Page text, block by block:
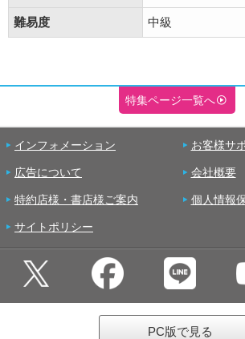
難易度 中級
特集ページ一覧へ
インフォメーション お客様サ
広告について 会社概要
特約店様・書店様ご案内 個人情報
サイトポリシー
PC版で見る